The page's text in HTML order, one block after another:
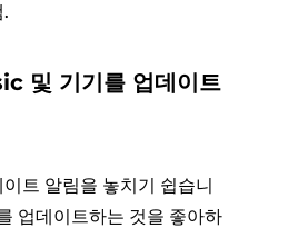
및 기기를 업데이트
트 알림을 놓치기 쉽습니
업데이트하는 것을 좋아하